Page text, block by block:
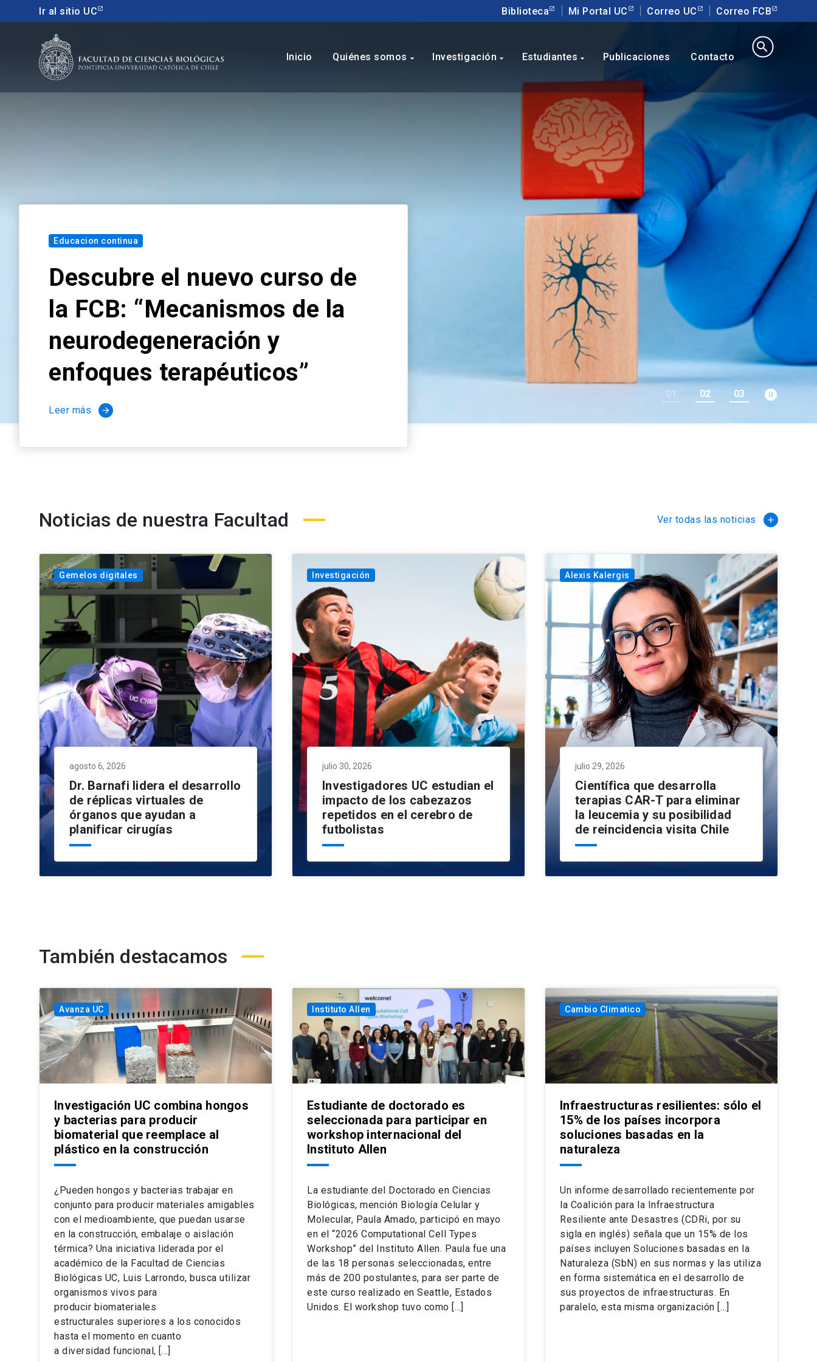
Ir al sitio UC Biblioteca Mi Portal UC Correo UC Correo FCB
Inicio Quiénes somos arrow_drop_down Investigación arrow_drop_down Estudiantes arrow_drop_down Publicaciones Contacto
search
Educacion continua
Descubre el nuevo curso de
la FCB: “Mecanismos de la
neurodegeneración y
enfoques terapéuticos”
Leer más arrow_forward
01 02 03 pause_circle_filled
Noticias de nuestra Facultad Ver todas las noticias add
Gemelos digitales
agosto 6, 2026
Dr. Barnafi lidera el desarrollo
de réplicas virtuales de
órganos que ayudan a
planificar cirugías
Investigación
julio 30, 2026
Investigadores UC estudian el
impacto de los cabezazos
repetidos en el cerebro de
futbolistas
Alexis Kalergis
julio 29, 2026
Científica que desarrolla
terapias CAR-T para eliminar
la leucemia y su posibilidad
de reincidencia visita Chile
También destacamos
Avanza UC
Investigación UC combina hongos
y bacterias para producir
biomaterial que reemplace al
plástico en la construcción
¿Pueden hongos y bacterias trabajar en
conjunto para producir materiales amigables
con el medioambiente, que puedan usarse
en la construcción, embalaje o aislación
térmica? Una iniciativa liderada por el
académico de la Facultad de Ciencias
Biológicas UC, Luis Larrondo, busca utilizar
organismos vivos para
producir biomateriales
estructurales superiores a los conocidos
hasta el momento en cuanto
a diversidad funcional, […]
Instituto Allen
Estudiante de doctorado es
seleccionada para participar en
workshop internacional del
Instituto Allen
La estudiante del Doctorado en Ciencias
Biológicas, mención Biología Celular y
Molecular, Paula Amado, participó en mayo
en el “2026 Computational Cell Types
Workshop” del Instituto Allen. Paula fue una
de las 18 personas seleccionadas, entre
más de 200 postulantes, para ser parte de
este curso realizado en Seattle, Estados
Unidos. El workshop tuvo como […]
Cambio Climatico
Infraestructuras resilientes: sólo el
15% de los países incorpora
soluciones basadas en la
naturaleza
Un informe desarrollado recientemente por
la Coalición para la Infraestructura
Resiliente ante Desastres (CDRi, por su
sigla en inglés) señala que un 15% de los
países incluyen Soluciones basadas en la
Naturaleza (SbN) en sus normas y las utiliza
en forma sistemática en el desarrollo de
sus proyectos de infraestructuras. En
paralelo, esta misma organización […]